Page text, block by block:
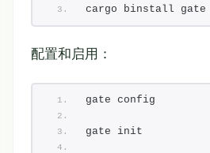
cargo binstall gate
配置和启用：
gate config
gate init